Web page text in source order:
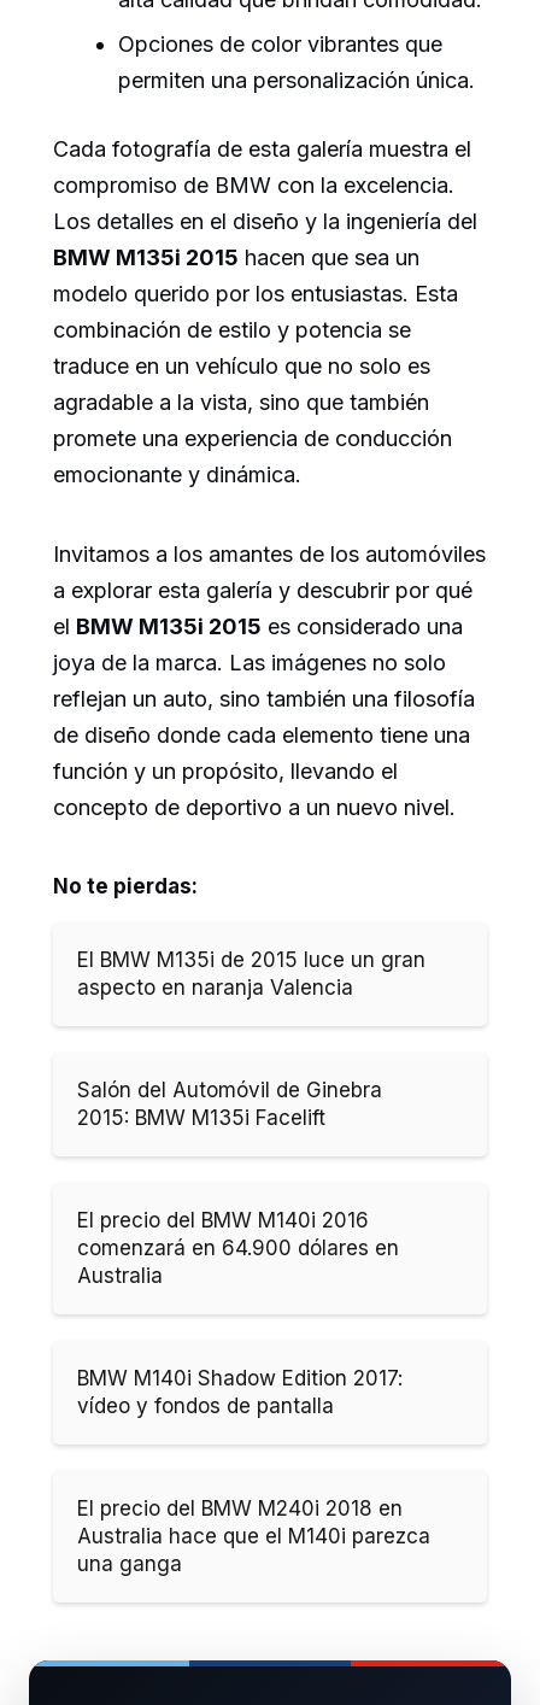
Opciones de color vibrantes que
permiten una personalización única.
Cada fotografía de esta galería muestra el
compromiso de BMW con la excelencia.
Los detalles en el diseño y la ingeniería del
BMW M135i 2015 hacen que sea un
modelo querido por los entusiastas. Esta
combinación de estilo y potencia se
traduce en un vehículo que no solo es
agradable a la vista, sino que también
promete una experiencia de conducción
emocionante y dinámica.
Invitamos a los amantes de los automóviles
a explorar esta galería y descubrir por qué
el BMW M135i 2015 es considerado una
joya de la marca. Las imágenes no solo
reflejan un auto, sino también una filosofía
de diseño donde cada elemento tiene una
función y un propósito, llevando el
concepto de deportivo a un nuevo nivel.
No te pierdas:
El BMW M135i de 2015 luce un gran
aspecto en naranja Valencia
Salón del Automóvil de Ginebra
2015: BMW M135i Facelift
El precio del BMW M140i 2016
comenzará en 64.900 dólares en
Australia
BMW M140i Shadow Edition 2017:
vídeo y fondos de pantalla
El precio del BMW M240i 2018 en
Australia hace que el M140i parezca
una ganga